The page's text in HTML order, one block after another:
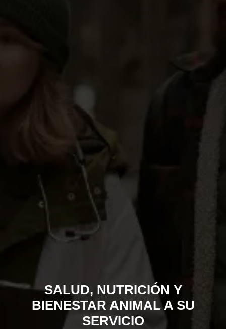
SALUD, NUTRICIÓN Y
BIENESTAR ANIMAL A SU
SERVICIO